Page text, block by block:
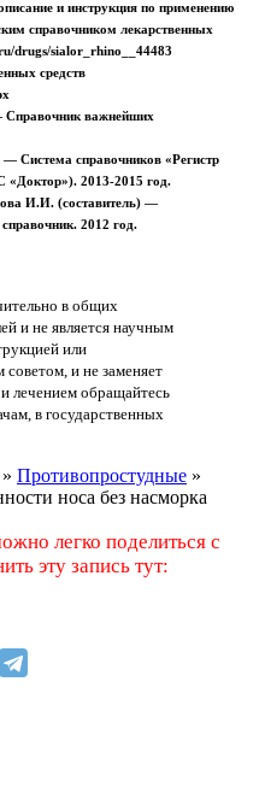
и инструкция по применению
справочником лекарственных
drugs/sialor_rhino__44483
средств
Справочник важнейших
Система справочников «Регистр
«Доктор»). 2013-2015 год.
И.И. (составитель) —
2012 год.
в общих
и не является научным
или
и не заменяет
лечением обращайтесь
в государственных
» Противопростудные »
носа без насморка
легко поделиться с
эту запись тут: